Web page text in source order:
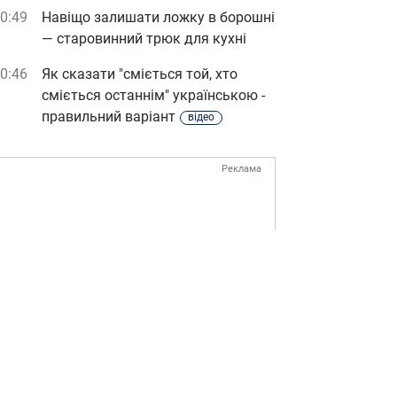
Навіщо залишати ложку в борошні
— старовинний трюк для кухні
Як сказати "сміється той, хто
сміється останнім" українською -
правильний варіант
відео
Реклама